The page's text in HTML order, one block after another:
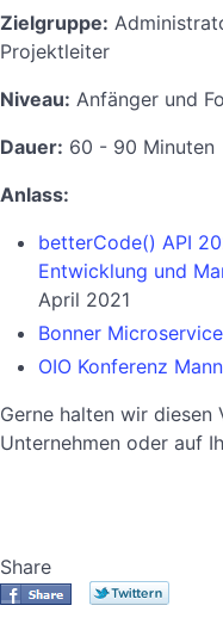
Zielgruppe:
Projektleiter
Niveau: Anfänger und
Dauer: 60 - 90 Minuten
Anlass:
betterCode() API
Entwicklung und
April 2021
Bonner
OIO Konferenz
Gerne halten wir diesen
Unternehmen oder auf
Share